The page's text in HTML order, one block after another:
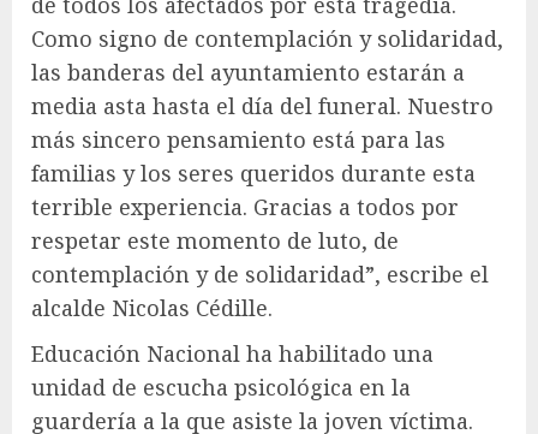
Como signo de contemplación y solidaridad,
las banderas del ayuntamiento estarán a
media asta hasta el día del funeral. Nuestro
más sincero pensamiento está para las
familias y los seres queridos durante esta
terrible experiencia. Gracias a todos por
respetar este momento de luto, de
contemplación y de solidaridad”, escribe el
alcalde Nicolas Cédille.
Educación Nacional ha habilitado una
unidad de escucha psicológica en la
guardería a la que asiste la joven víctima.